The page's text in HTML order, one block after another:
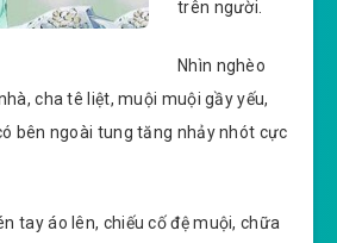
trên người.
Nhìn nghèo
cha tê liệt, muội muội gầy yếu,
bên ngoài tung tăng nhảy nhót cực
tay áo lên, chiếu cố đệ muội, chữa